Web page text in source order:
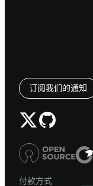
订阅我们的通知
付款方式